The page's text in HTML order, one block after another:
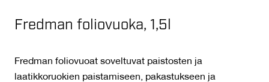
Fredman foliovuoka, 1,5l
Fredman foliovuoat soveltuvat paistosten ja
laatikkoruokien paistamiseen, pakastukseen ja